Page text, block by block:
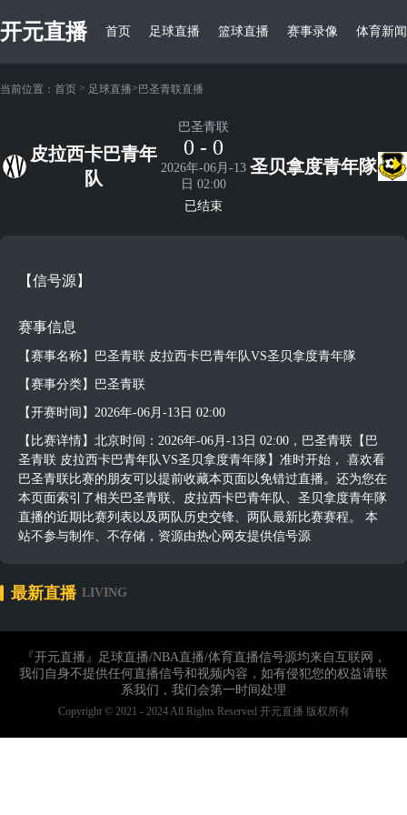
开元直播 首页 足球直播 篮球直播 赛事录像 体育新闻
当前位置： 首页 > 足球直播> 巴圣青联直播
皮拉西卡巴青年
队
巴圣青联
0 - 0
2026年-06月-13
日 02:00
已结束
圣贝拿度青年隊
【信号源】
赛事信息
【赛事名称】巴圣青联 皮拉西卡巴青年队VS圣贝拿度青年隊
【赛事分类】巴圣青联
【开赛时间】2026年-06月-13日 02:00
【比赛详情】北京时间：2026年-06月-13日 02:00，巴圣青联【巴
圣青联 皮拉西卡巴青年队VS圣贝拿度青年隊】准时开始， 喜欢看
巴圣青联比赛的朋友可以提前收藏本页面以免错过直播。还为您在
本页面索引了相关巴圣青联、皮拉西卡巴青年队、圣贝拿度青年隊
直播的近期比赛列表以及两队历史交锋、两队最新比赛赛程。 本
站不参与制作、不存储，资源由热心网友提供信号源
最新直播 LIVING
『开元直播』足球直播/NBA直播/体育直播信号源均来自互联网，
我们自身不提供任何直播信号和视频内容，如有侵犯您的权益请联
系我们，我们会第一时间处理
Copyright © 2021 - 2024 All Rights Reserved 开元直播 版权所有